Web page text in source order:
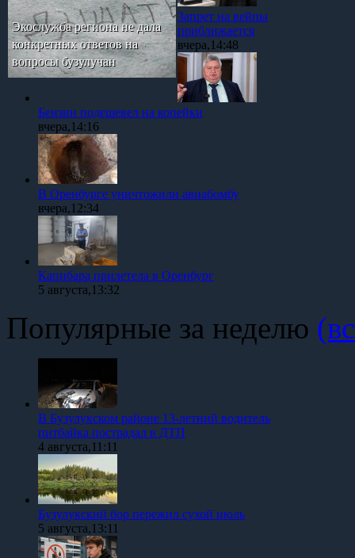
Экослужба региона не дала
конкретных ответов на
вопросы бузулучан
Запрет на вейпы
приближается
вчера,14:48
Бензин подешевел на копейки
вчера,14:16
В Оренбурге уничтожили авиабомбу
вчера,12:34
Капибара прилетела в Оренбург
5 августа,13:32
Популярные за неделю
В Бузулукском районе 13-летний водитель
питбайка пострадал в ДТП
4 августа,11:11
Бузулукский бор пережил сухой июль
5 августа,13:11